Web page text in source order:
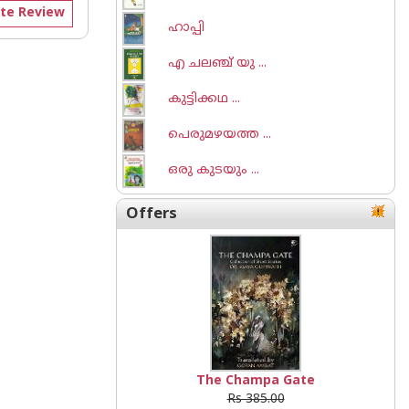
Review
ഹാപ്പി
എ ചലഞ്ച് യു ...
കുട്ടിക്കഥ ...
പെരുമഴയത്ത ...
ഒരു കുടയും ...
Offers
The Champa Gate
Rs 385.00